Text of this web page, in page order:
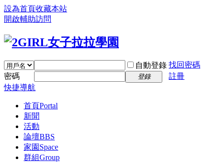
設為首頁收藏本站
開啟輔助訪問
自動登錄 找回密碼
密碼
登錄
註冊
快捷導航
首頁Portal
新聞
活動
論壇BBS
家園 Space
群組Group